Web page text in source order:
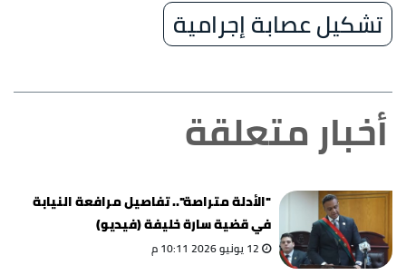
تشكيل عصابة إجرامية
أخبار متعلقة
"الأدلة متراصة".. تفاصيل مرافعة النيابة
في قضية سارة خليفة (فيديو)
12 يونيو 2026 10:11 م